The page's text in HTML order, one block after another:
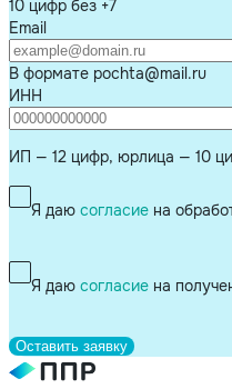
10 цифр без +7
Email
В формате pochta@mail.ru
ИНН
ИП — 12 цифр, юрлица — 10
Я даю согласие на
Я даю согласие на
Оставить заявку